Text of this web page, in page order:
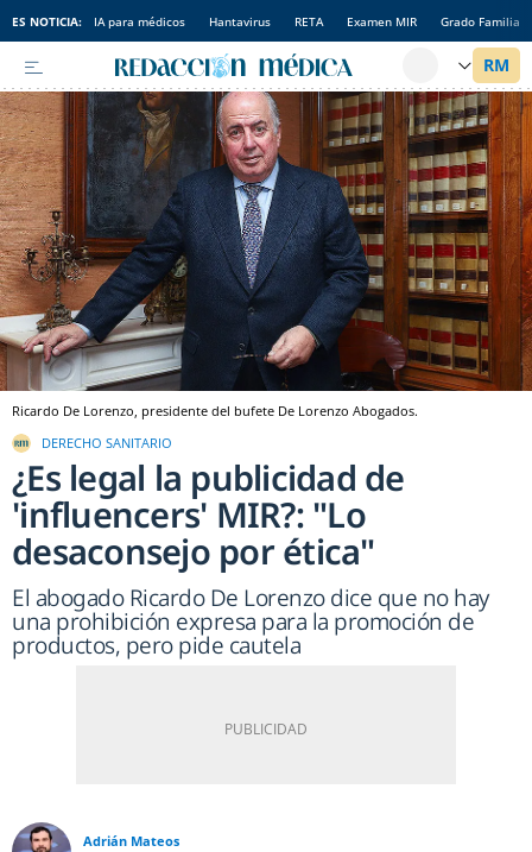
ES NOTICIA: IA para médicos Hantavirus RETA Examen MIR Grado Familia
Ricardo De Lorenzo, presidente del bufete De Lorenzo Abogados.
DERECHO SANITARIO
¿Es legal la publicidad de
'influencers' MIR?: "Lo
desaconsejo por ética"
El abogado Ricardo De Lorenzo dice que no hay
una prohibición expresa para la promoción de
productos, pero pide cautela
Adrián Mateos